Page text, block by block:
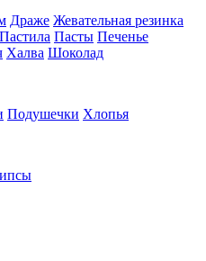
Драже Жевательная резинка
Пастила Пасты Печенье
Халва Шоколад
Подушечки Хлопья